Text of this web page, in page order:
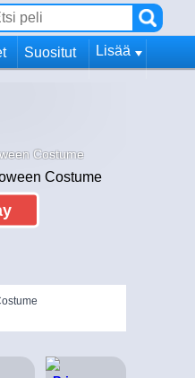
Suositut Lisää
Costume